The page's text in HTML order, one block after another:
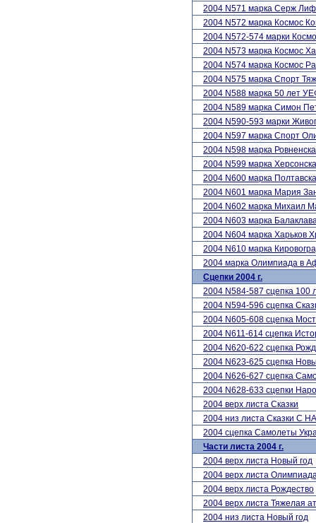
2004 N571 марка Серж
2004 N572 марка Космос
2004 N572-574 марки
2004 N573 марка Космос
2004 N574 марка Космос
2004 N575 марка Спорт
2004 N588 марка 50 лет
2004 N589 марка Симон
2004 N590-593 марки
2004 N597 марка Спорт
2004 N598 марка
2004 N599 марка
2004 N600 марка
2004 N601 марка Мария
2004 N602 марка Михаил
2004 N603 марка
2004 N604 марка Харьков
2004 N610 марка
2004 марка Олимпиада в
Сцепки 2004 г.
2004 N584-587 сцепка
2004 N594-596 сцепка
2004 N605-608 сцепка
2004 N611-614 сцепка
2004 N620-622 сцепка
2004 N623-625 сцепка
2004 N626-627 сцепка
2004 N628-633 сцепки
2004 верх листа Сказки
2004 низ листа Сказки С
2004 сцепка Самолеты
Части листа 2004 г.
2004 верх листа Новый год
2004 верх листа
2004 верх листа Рождество
2004 верх листа Тяжелая
2004 низ листа Новый год